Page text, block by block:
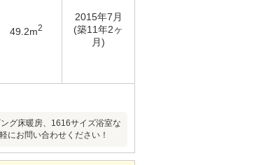
49.2m2
2015年7月
(築11年2ヶ
月)
グ床暖房、1616サイズ浴室な
にお問い合わせください！